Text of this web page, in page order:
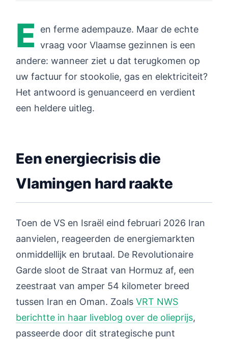
E
en ferme adempauze. Maar de echte
vraag voor Vlaamse gezinnen is een
andere: wanneer ziet u dat terugkomen op
uw factuur for stookolie, gas en elektriciteit?
Het antwoord is genuanceerd en verdient
een heldere uitleg.
Een energiecrisis die
Vlamingen hard raakte
Toen de VS en Israël eind februari 2026 Iran
aanvielen, reageerden de energiemarkten
onmiddellijk en brutaal. De Revolutionaire
Garde sloot de Straat van Hormuz af, een
zeestraat van amper 54 kilometer breed
tussen Iran en Oman. ZoalsVRT NWS
berichtte in haar liveblog over de olieprijs,
passeerde door dit strategische punt